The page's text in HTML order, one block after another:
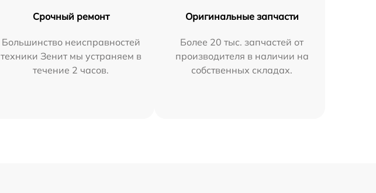
Срочный ремонт
Большинство неисправностей
техники Зенит мы устраняем в
течение 2 часов.
Оригинальные запчасти
Более 20 тыс. запчастей от
производителя в наличии на
собственных складах.